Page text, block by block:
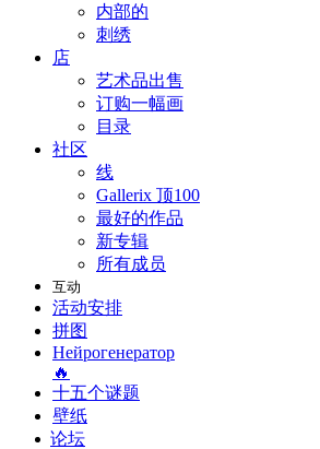
内部的
刺绣
店
艺术品出售
订购一幅画
目录
社区
线
Gallerix 顶100
最好的作品
新专辑
所有成员
互动
活动安排
拼图
Нейрогенератор
🔥
十五个谜题
壁纸
论坛